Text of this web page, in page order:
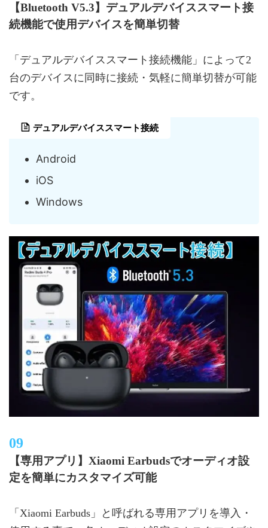
【Bluetooth V5.3】デュアルデバイススマート接
続機能で使用デバイスを簡単切替
「デュアルデバイススマート接続機能」によって2
台のデバイスに同時に接続・気軽に簡単切替が可能
です。
デュアルデバイススマート接続
Android
iOS
Windows
【専用アプリ】Xiaomi Earbudsでオーディオ設
定を簡単にカスタマイズ可能
「Xiaomi Earbuds」と呼ばれる専用アプリを導入・